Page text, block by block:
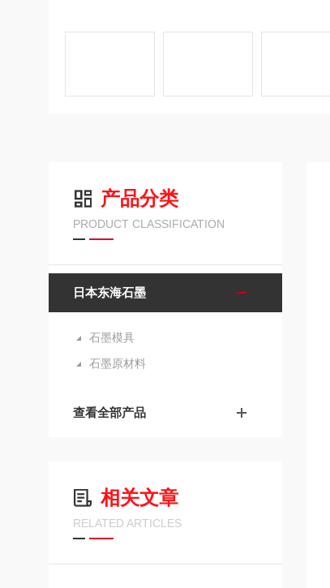
产品分类
PRODUCT CLASSIFICATION
日本东海石墨
石墨模具
石墨原材料
查看全部产品
相关文章
RELATED ARTICLES